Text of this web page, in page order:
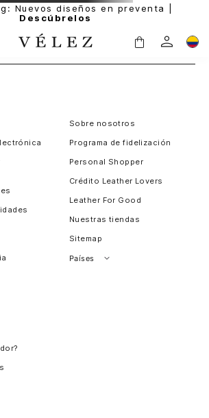
Nuevos diseños en preventa |
Descúbrelos
Sobre nosotros
Programa de fidelización
Personal Shopper
Crédito Leather Lovers
Leather For Good
Nuestras tiendas
Sitemap
Países